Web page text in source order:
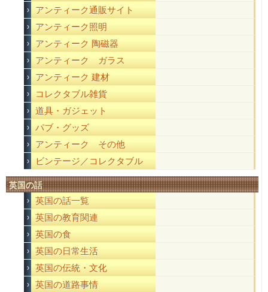
アンティーク通販サイト
アンティーク照明
アンティーク 陶磁器
アンティーク ガラス
アンティーク 建材
コレクタブル雑貨
道具・ガジェット
パブ・グッズ
アンティーク その他
ビンテージ／コレクタブル
英国の話
英国の話一覧
英国の教育関連
英国の食
英国の日常生活
英国の伝統・文化
英国の道路事情